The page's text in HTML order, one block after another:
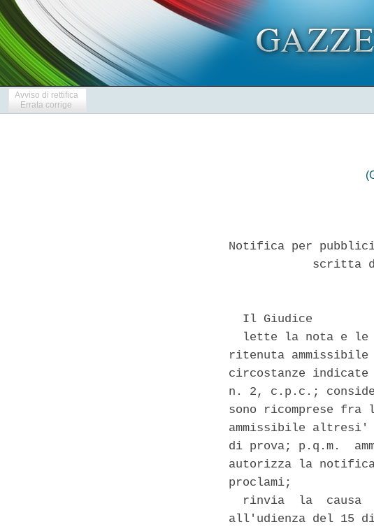
Avviso di rettifica
Errata corrige
Notifica per
scritta
  Il Giudice
lette la nota e le
ritenuta
circostanze
n. 2, c.p.c.;
sono ricomprese
ammissibile
di prova; p.q.m.
autorizza la
proclami;
rinvia  la  causa
all'udienza del 15